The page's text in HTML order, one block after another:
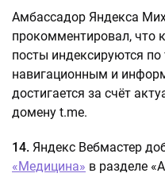
Амбассадор Яндекса
прокомментировал, что
посты индексируются
навигационным и
достигается за счёт
домену t.me.
14. Яндекс Вебмастер
«Медицина» в разделе